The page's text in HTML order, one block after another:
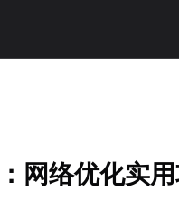
网络优化实用